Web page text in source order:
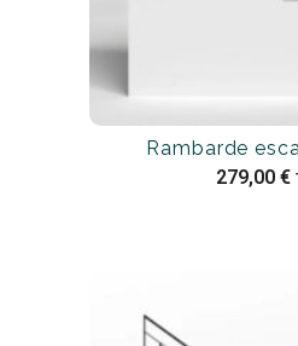
Rambarde
279,00 €